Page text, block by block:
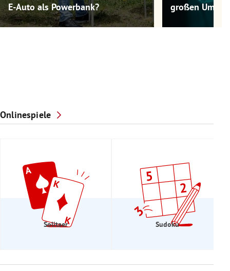
E-Auto als Powerbank?
großen
Onlinespiele
Solitaer Sudoku